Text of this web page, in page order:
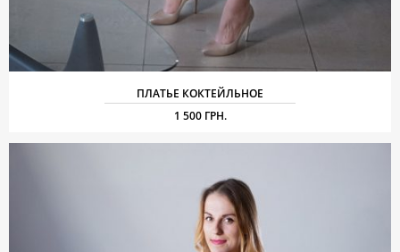
ПЛАТЬЕ КОКТЕЙЛЬНОЕ
1 500 ГРН.